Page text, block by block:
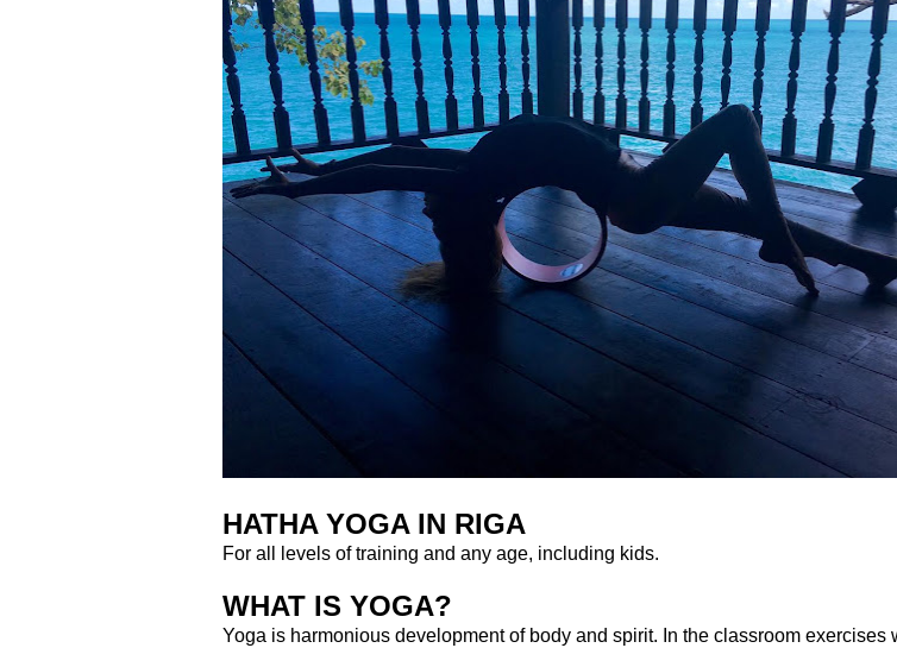
HATHA YOGA IN RIGA
For all levels of training and any age, including kids.
WHAT IS YOGA?
Yoga is harmonious development of body and spirit. In the classroom exercises